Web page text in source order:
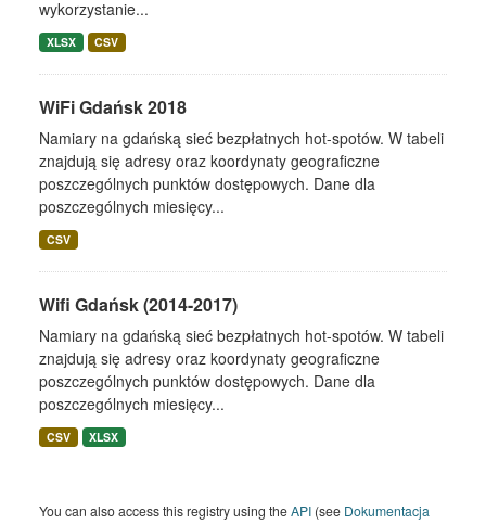
wykorzystanie...
XLSX CSV
WiFi Gdańsk 2018
Namiary na gdańską sieć bezpłatnych hot-spotów. W tabeli
znajdują się adresy oraz koordynaty geograficzne
poszczególnych punktów dostępowych. Dane dla
poszczególnych miesięcy...
CSV
Wifi Gdańsk (2014-2017)
Namiary na gdańską sieć bezpłatnych hot-spotów. W tabeli
znajdują się adresy oraz koordynaty geograficzne
poszczególnych punktów dostępowych. Dane dla
poszczególnych miesięcy...
CSV XLSX
You can also access this registry using theAPI (see Dokumentacja